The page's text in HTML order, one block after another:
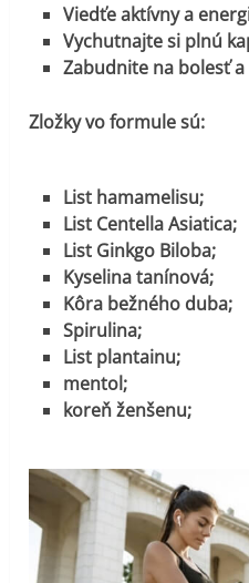
Viedťe aktívny a
Vychutnajte si plnú
Zabudnite na bolesť
Zložky vo formule sú:
List hamamelisu;
List Centella Asiatica;
List Ginkgo Biloba;
Kyselina tanínová;
Kôra bežného duba;
Spirulina;
List plantainu;
mentol;
koreň ženšenu;